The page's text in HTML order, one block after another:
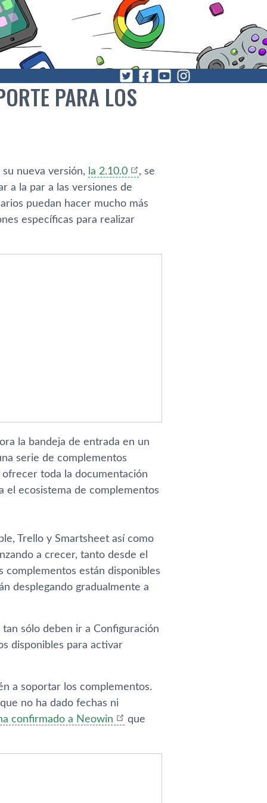
PARA LOS
nueva versión, la 2.10.0
, se
a la par a las versiones de
puedan hacer mucho más
especí­ficas para realizar
la bandeja de entrada en un
serie de complementos
toda la documentación
el ecosistema de complementos
Trello y Smartsheet así­ como
a crecer, tanto desde el
están disponibles
desplegando gradualmente a
sólo deben ir a Configuración
disponibles para activar
a soportar los complementos.
no ha dado fechas ni
confirmado a Neowin
que